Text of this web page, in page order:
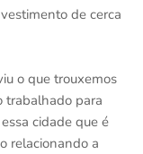
de cerca
o que trouxemos
trabalhado para
cidade que é
relacionando a